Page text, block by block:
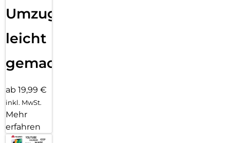
Umzug
leicht
gemacht!
ab 19,99 €
inkl. MwSt.
Mehr
erfahren